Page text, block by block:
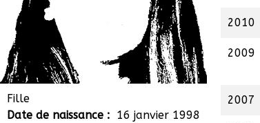
Manon Chevallier
Fille
Date de naissance : 16 janvier 1998
2010
2009
2007